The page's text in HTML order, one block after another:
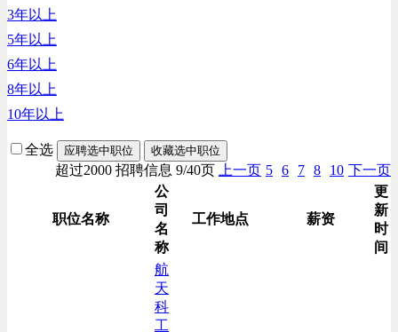
财务/审计/税务类
3年以上
5年以上
6年以上
8年以上
10年以上
全选 应聘选中职位 收藏选中职位
超过2000 招聘信息 9/40页 上一页 5 6 7 8 10 下一页
职位名称
公
司
名
称
工作地点 薪资
更
新
时
间
航
天
科
工